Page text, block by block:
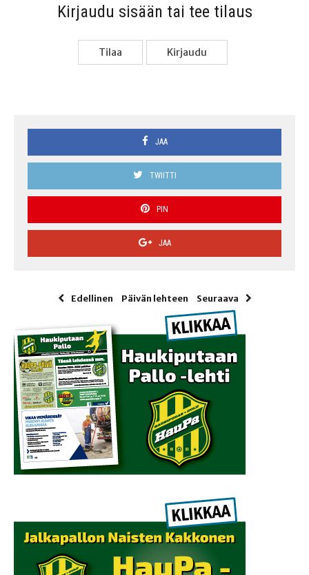
Kir­jau­du sisään tai tee tilaus
Tilaa Kir­jau­du
JAA
TWIITTI
PIN
JAA
Edellinen Päivän lehteen Seuraava